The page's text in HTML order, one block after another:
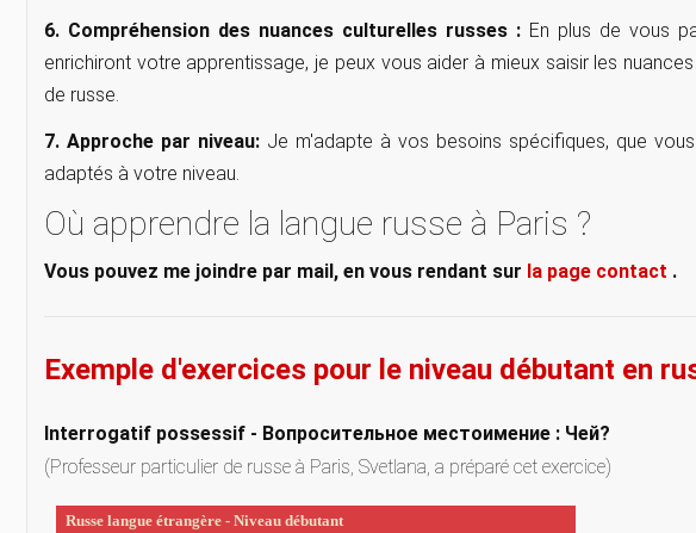
6. Compréhension des nuances culturelles russes : En plus de vous
enrichiront votre apprentissage, je peux vous aider à mieux saisir les
de russe.
7. Approche par niveau: Je m'adapte à vos besoins spécifiques, que
adaptés à votre niveau.
Où apprendre la langue russe à Paris ?
Vous pouvez me joindre par mail, en vous rendant sur la page contact .
Exemple d'exercices pour le niveau débutant en
Interrogatif possessif - Вопросительное местоимение : Чей?
(Professeur particulier de russe à Paris, Svetlana, a préparé cet exercice)